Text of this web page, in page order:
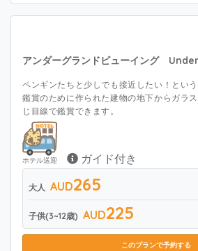
アンダーグランドビューイング
ペンギンたちと少しでも接近したい！とい
鑑賞のために作られた建物の地下からガラ
じ目線で鑑賞できます。
ホテル送迎 ガイド付き
大人 AUD265
子供(3~12歳) AUD225
このプランで予約する